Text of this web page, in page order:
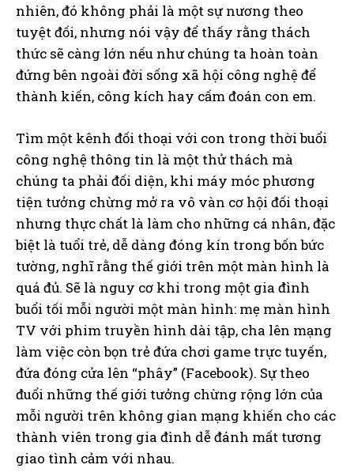
nhiên, đó không phải là một sự nương theo
tuyệt đối, nhưng nói vậy để thấy rằng thách
thức sẽ càng lớn nếu như chúng ta hoàn toàn
đứng bên ngoài đời sống xã hội công nghệ để
thành kiến, công kích hay cấm đoán con em.
Tìm một kênh đối thoại với con trong thời buổi
công nghệ thông tin là một thử thách mà
chúng ta phải đối diện, khi máy móc phương
tiện tưởng chừng mở ra vô vàn cơ hội đối thoại
nhưng thực chất là làm cho những cá nhân, đặc
biệt là tuổi trẻ, dễ dàng đóng kín trong bốn bức
tường, nghĩ rằng thế giới trên một màn hình là
quá đủ. Sẽ là nguy cơ khi trong một gia đình
buổi tối mỗi người một màn hình: mẹ màn hình
TV với phim truyền hình dài tập, cha lên mạng
làm việc còn bọn trẻ đứa chơi game trực tuyến,
đứa đóng cửa lên “phây” (Facebook). Sự theo
đuổi những thế giới tưởng chừng rộng lớn của
mỗi người trên không gian mạng khiến cho các
thành viên trong gia đình dễ đánh mất tương
giao tình cảm với nhau.